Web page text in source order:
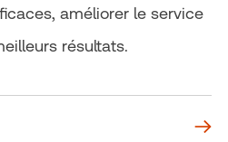
améliorer le service
résultats.